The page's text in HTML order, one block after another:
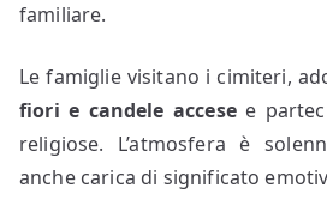
familiare.
Le famiglie visitano i cimiteri,
fiori e candele accesee
religiose. L’atmosfera è
anche carica di significato